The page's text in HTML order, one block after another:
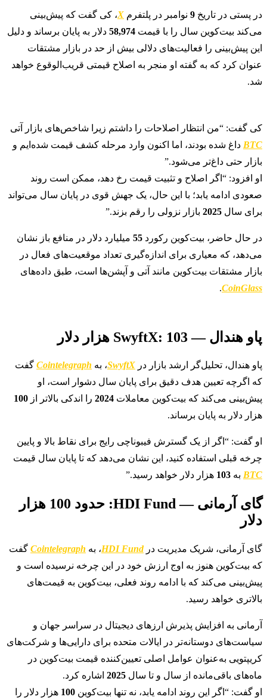
در پستی در تاریخ 9 نوامبر در پلتفرم X، کی گفت که پیش‌بینی
می‌کند بیت‌کوین سال را با قیمت 58,974 دلار به پایان برساند و دلیل
این پیش‌بینی را فعالیت‌های دلالی بیش از حد در بازار مشتقات
عنوان کرد که به گفته او منجر به اصلاح قیمتی قریب‌الوقوع خواهد
شد.
کی گفت: “من انتظار اصلاحات را داشتم زیرا شاخص‌های بازار آتی
BTC داغ شده بودند، اما اکنون وارد مرحله کشف قیمت شده‌ایم و
بازار حتی داغ‌تر می‌شود.”
او افزود: “اگر اصلاح و تثبیت قیمت رخ دهد، ممکن است روند
صعودی ادامه یابد؛ با این حال، یک جهش قوی در پایان سال می‌تواند
برای سال 2025 بازار نزولی را رقم بزند.”
در حال حاضر، بیت‌کوین رکورد 55 میلیارد دلار در منافع باز نشان
می‌دهد، که معیاری برای اندازه‌گیری تعداد موقعیت‌های فعال در
بازار مشتقات بیت‌کوین مانند آتی و آپشن‌ها است، طبق داده‌های
CoinGlass
.
پاو هندال — SwyftX: 103 هزار دلار
پاو هندال، تحلیل‌گر ارشد بازار در SwyftX، به Cointelegraph گفت
که اگرچه تعیین هدف دقیق برای پایان سال دشوار است، او
پیش‌بینی می‌کند که بیت‌کوین معاملات 2024 را اندکی بالاتر از 100
هزار دلار به پایان برساند.
او گفت: “اگر از یک گسترش فیبوناچی رایج برای نقاط بالا و پایین
چرخه قبلی استفاده کنید، این نشان می‌دهد که تا پایان سال قیمت
BTC به 103 هزار دلار خواهد رسید.”
گای آرمانی — HDI Fund: حدود 100 هزار
دلار
گای آرمانی، شریک مدیریت در HDI Fund، به Cointelegraph گفت
که بیت‌کوین هنوز به اوج ارزش خود در این چرخه نرسیده است و
پیش‌بینی می‌کند که با ادامه روند فعلی، بیت‌کوین به قیمت‌های
بالاتری خواهد رسید.
آرمانی به افزایش پذیرش ارزهای دیجیتال در سراسر جهان و
سیاست‌های دوستانه‌تر در ایالات متحده برای دارایی‌ها و شرکت‌های
کریپتویی به‌عنوان عوامل اصلی تعیین‌کننده قیمت بیت‌کوین در
ماه‌های باقی‌مانده از سال و تا سال 2025 اشاره کرد.
او گفت: “اگر این روند ادامه یابد، نه تنها بیت‌کوین 100 هزار دلار را